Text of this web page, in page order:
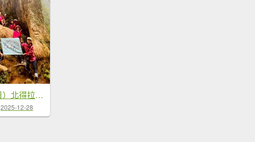
🌈12/28（日）北得拉曼神木+內鳥嘴山✨FB：熊熊趴爬走🌈
2025-12-28